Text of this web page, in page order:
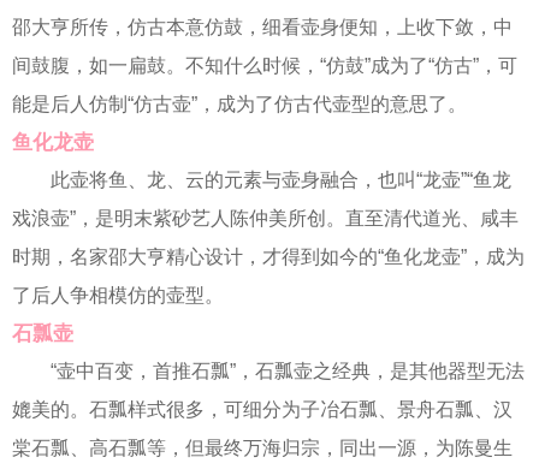
邵大亨所传，仿古本意仿鼓，细看壶身便知，上收下敛，中
间鼓腹，如一扁鼓。不知什么时候，“仿鼓”成为了“仿古”，可
能是后人仿制“仿古壶”，成为了仿古代壶型的意思了。
鱼化龙壶
此壶将鱼、龙、云的元素与壶身融合，也叫“龙壶”“鱼龙
戏浪壶”，是明末紫砂艺人陈仲美所创。直至清代道光、咸丰
时期，名家邵大亨精心设计，才得到如今的“鱼化龙壶”，成为
了后人争相模仿的壶型。
石瓢壶
“壶中百变，首推石瓢”，石瓢壶之经典，是其他器型无法
媲美的。石瓢样式很多，可细分为子冶石瓢、景舟石瓢、汉
棠石瓢、高石瓢等，但最终万海归宗，同出一源，为陈曼生